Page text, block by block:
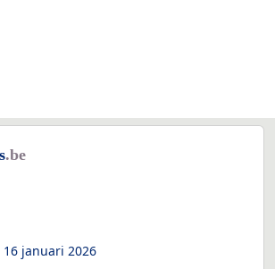
16 januari 2026